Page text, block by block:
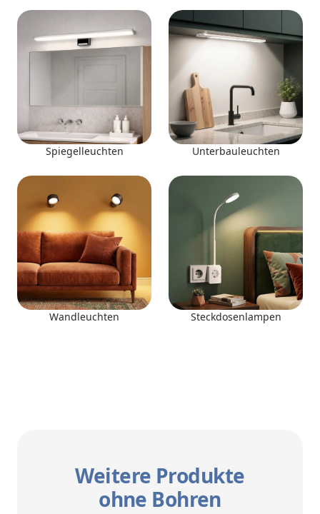
Spiegelleuchten Unterbauleuchten
Wandleuchten Steckdosenlampen
Weitere Produkte
ohne Bohren